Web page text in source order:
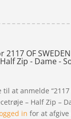
2117 OF
Zip - Dame -
at anmelde “2117
– Half Zip –
in for at afgive